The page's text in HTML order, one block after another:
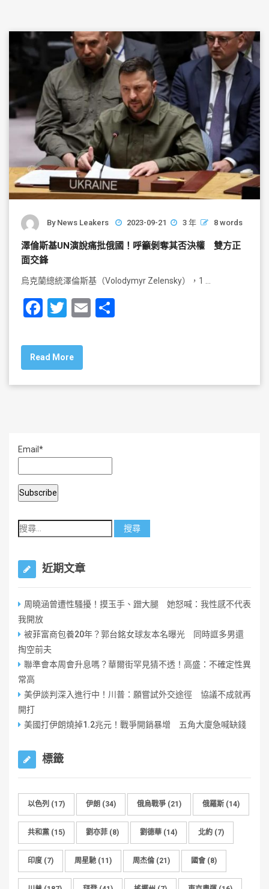
By News Leakers 2023-09-21 3 年 8 words
澤倫斯基UN演說痛批俄國！呼籲剝奪其否決權 雙方正
面交鋒
烏克蘭總統澤倫斯基（Volodymyr Zelensky），1 …
F
c
e
b
k
T
tt
er
E
Read More
Email*
近期文章
周曉涵曾遭性騷擾！摸玉手、蹭大腿 她怒喊：我性感不代表
我開放
被菲富商包養20年？郭台銘女球友本名曝光 同時誆多男還
掏空前夫
聯準會本周會升息嗎？華爾街罕見猜不透！高盛：不確定性異
常高
美伊談判深入進行中！川普：願嘗試外交途徑 協議不成就再
開打
美國打伊朗燒掉1.2兆元！戰爭開銷暴增 五角大廈急喊缺錢
標籤
以色列 (17) 伊朗 (34) 俄烏戰爭 (21) 俄羅斯 (14)
共和黨 (15) 劉亦菲 (8) 劉德華 (14) 北約 (7)
印度 (7) 周星馳 (11) 周杰倫 (21) 國會 (8)